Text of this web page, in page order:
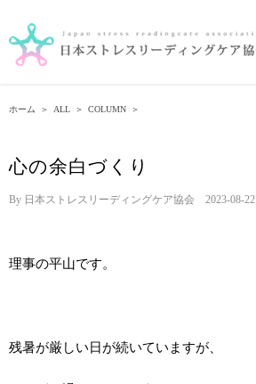
content
ホーム ＞ ALL ＞ COLUMN ＞
心の余白づくり
By 日本ストレスリーディングケア協会 2023-08-22
理事の平山です。
残暑が厳しい日が続いていますが、